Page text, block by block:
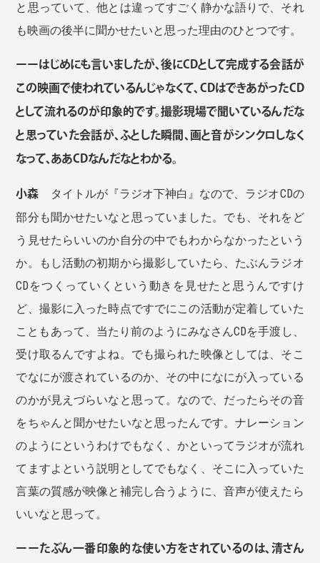
と思っていて、他とは違ってすごく静かな語りで、それ
も映画の後半に聞かせたいと思った理由のひとつです。
ーーはじめにも言いましたが、後にCDとして完成する会話が
この映画で使われているんじゃなくて、CDはできあがったCD
として流れるのが印象的です。撮影現場で聞いているんだな
と思っていた会話が、ふとした瞬間、画と音がシンクロしなく
なって、ああCDなんだなとわかる。
小森 タイトルが『ラジオ下神白』なので、ラジオCDの
部分も聞かせたいなと思っていました。でも、それをど
う見せたらいいのか自分の中でもわからなかったという
か。もし活動の初期から撮影していたら、たぶんラジオ
CDをつくっていくという動きを見せたと思うんですけ
ど、撮影に入った時点ですでにこの活動が定着していた
こともあって、当たり前のようにみなさんCDを手渡し、
受け取るんですよね。でも撮られた映像としては、そこ
でなにが渡されているのか、その中になにが入っている
のかが見えづらいなと思って。なので、だったらその音
をちゃんと聞かせたいなと思ったんです。ナレーション
のようにというわけでもなく、かといってラジオが流れ
てますよという説明としてでもなく、そこに入っていた
言葉の質感が映像と補完し合うように、音声が使えたら
いいなと思って。
ーーたぶん一番印象的な使い方をされているのは、清さん